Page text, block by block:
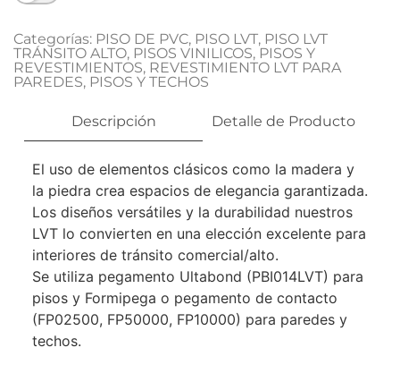
Categorías: PISO DE PVC, PISO LVT, PISO LVT
TRÁNSITO ALTO, PISOS VINILICOS, PISOS Y
REVESTIMIENTOS, REVESTIMIENTO LVT PARA
PAREDES, PISOS Y TECHOS
Descripción Detalle de Producto
El uso de elementos clásicos como la madera y
la piedra crea espacios de elegancia garantizada.
Los diseños versátiles y la durabilidad nuestros
LVT lo convierten en una elección excelente para
interiores de tránsito comercial/alto.
Se utiliza pegamento Ultabond (PBI014LVT) para
pisos y Formipega o pegamento de contacto
(FP02500, FP50000, FP10000) para paredes y
techos.